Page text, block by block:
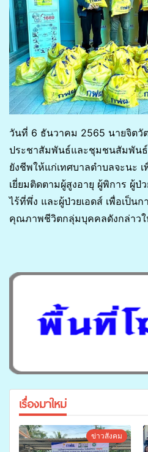
วันที่​ 6​ ธันวาคม​ 2565​ นายจิต​วั
ประชา​สัมพันธ์​และ​ชุมชน​สัมพันธ์​
ยังชีพให้แก่เทศบาลตำบลจะนะ​
เยี่ยมติดตามผู้สูงอายุ​ ผู้พิการ​ ผู้ป่
ไร้ที่พึ่ง​ และผู้ป่วยเอดส์​ เพื่อเป็น
คุณภาพชีวิต​กลุ่มบุคคลดังกล่าว​
เรื่องมาใหม่
ข่าวสังคม